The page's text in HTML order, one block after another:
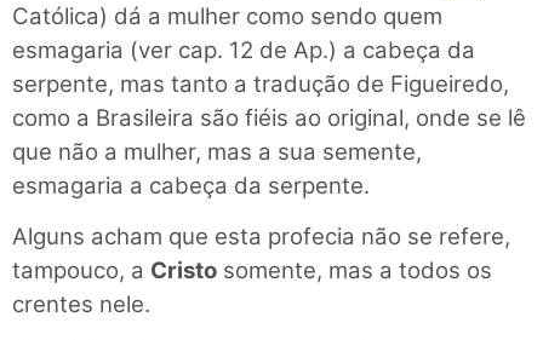
Católica) dá a mulher como sendo quem
esmagaria (ver cap. 12 de Ap.) a cabeça da
serpente, mas tanto a tradução de Figueiredo,
como a Brasileira são fiéis ao original, onde se lê
que não a mulher, mas a sua semente,
esmagaria a cabeça da serpente.
Alguns acham que esta profecia não se refere,
tampouco, a Cristo somente, mas a todos os
crentes nele.